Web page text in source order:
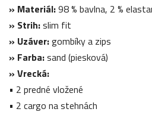
» Materiál:98 % bavlna, 2 %
» Strih:slim fit
» Uzáver:gombíky a zips
» Farba:sand (piesková)
» Vrecká:
• 2 predné vložené
• 2 cargo na stehnách